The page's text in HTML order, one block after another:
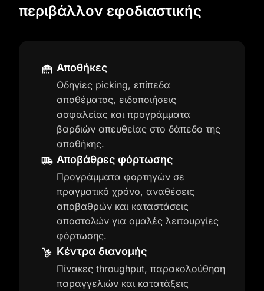
περιβάλλον εφοδιαστικής
Αποθήκες
Οδηγίες picking, επίπεδα
αποθέματος, ειδοποιήσεις
ασφαλείας και προγράμματα
βαρδιών απευθείας στο δάπεδο της
αποθήκης.
Αποβάθρες φόρτωσης
Προγράμματα φορτηγών σε
πραγματικό χρόνο, αναθέσεις
αποβαθρών και καταστάσεις
αποστολών για ομαλές λειτουργίες
φόρτωσης.
Κέντρα διανομής
Πίνακες throughput, παρακολούθηση
παραγγελιών και κατατάξεις